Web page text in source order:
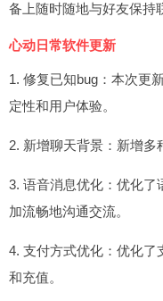
备上随时随地与好友保持
心动日常软件更新
1. 修复已知bug：本次更
定性和用户体验。
2. 新增聊天背景：新增多
3. 语音消息优化：优化了
加流畅地沟通交流。
4. 支付方式优化：优化了
和充值。